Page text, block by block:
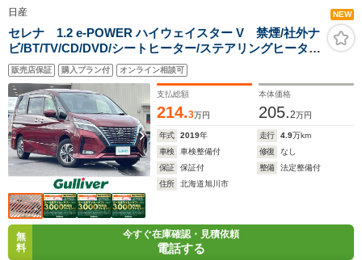
日産 NEW
セレナ 1.2 e-POWER ハイウェイスター V 禁煙/社外ナ
ビ/BT/TV/CD/DVD/シートヒーター/ステアリングヒータ
ー/アラウンドビューモニター/純正アルミホイール付き冬
タイヤ積込/パーキングアシスト/プロパイロット
販売店保証 購入プラン付 オンライン相談可
支払総額
214.3万円
本体価格
205.2万円
年式 2019年 走行 4.9万km
車検
車検整備付 修復
なし
保証
保証付 整備
法定整備付
住所
北海道旭川市
無
料
今すぐ在庫確認・見積依頼
電話する